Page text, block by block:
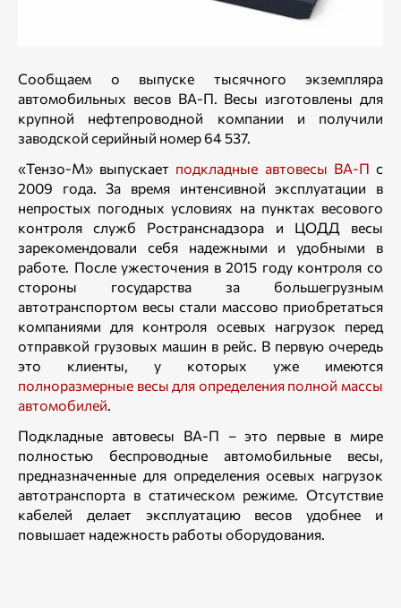
Сообщаем о выпуске тысячного экземпляра
автомобильных весов ВА-П. Весы изготовлены для
крупной нефтепроводной компании и получили
заводской серийный номер 64 537.
«Тензо-М» выпускает подкладные автовесы ВА-П с
2009 года. За время интенсивной эксплуатации в
непростых погодных условиях на пунктах весового
контроля служб Ространснадзора и ЦОДД весы
зарекомендовали себя надежными и удобными в
работе. После ужесточения в 2015 году контроля со
стороны государства за большегрузным
автотранспортом весы стали массово приобретаться
компаниями для контроля осевых нагрузок перед
отправкой грузовых машин в рейс. В первую очередь
это клиенты, у которых уже имеются
полноразмерные весы для определения полной массы
автомобилей.
Подкладные автовесы ВА-П – это первые в мире
полностью беспроводные автомобильные весы,
предназначенные для определения осевых нагрузок
автотранспорта в статическом режиме. Отсутствие
кабелей делает эксплуатацию весов удобнее и
повышает надежность работы оборудования.